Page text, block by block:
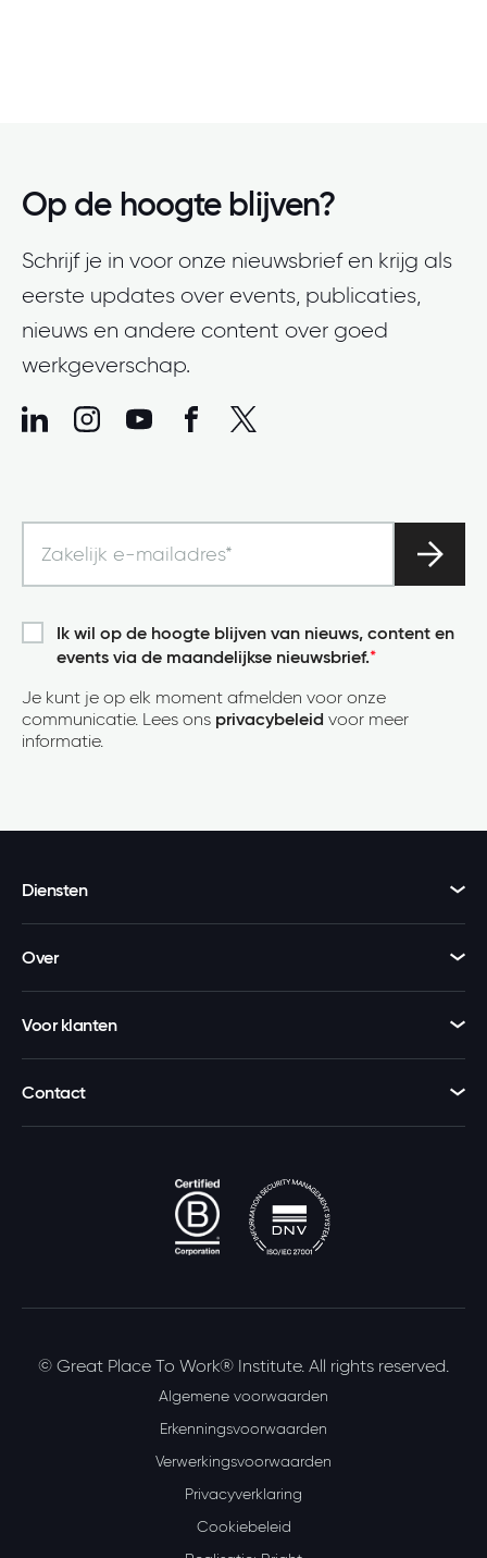
Op de hoogte blijven?
Schrijf je in voor onze nieuwsbrief en krijg als
eerste updates over events, publicaties,
nieuws en andere content over goed
werkgeverschap.
Ik wil op de hoogte blijven van nieuws, content en
events via de maandelijkse nieuwsbrief.*
Je kunt je op elk moment afmelden voor onze
communicatie. Lees ons privacybeleid voor meer
informatie.
Diensten
Over
Voor klanten
Contact
© Great Place To Work® Institute. All rights reserved.
Algemene voorwaarden
Erkenningsvoorwaarden
Verwerkingsvoorwaarden
Privacyverklaring
Cookiebeleid